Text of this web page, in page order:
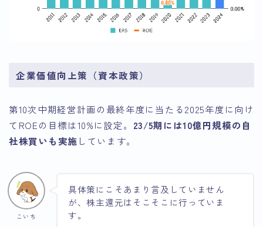
企業価値向上策（資本政策）
第10次中期経営計画の最終年度に当たる2025年度に向け
てROEの目標は10%に設定。 23/5期には10億円規模の自
社株買いも実施 しています。
こいち
具体策にこそあまり言及していません
が、株主還元はそこそこに行っていま
す。